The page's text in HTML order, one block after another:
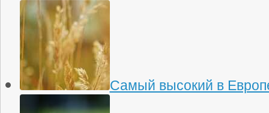
Самый высокий в